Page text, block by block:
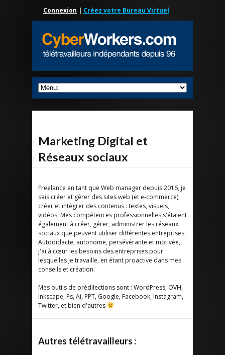
Connexion | Créez votre Bureau Virtuel
Marketing Digital et
Réseaux sociaux
Freelance en tant que Web manager depuis 2016, je
sais créer et gérer des sites web (et e-commerce),
créer et intégrer des contenus : textes, visuels,
vidéos. Mes compétences professionnelles s'étalent
également à créer, gérer, administrer les réseaux
sociaux que peuvent utiliser différentes entreprises.
Autodidacte, autonome, persévérante et motivée,
j'ai à cœur les besoins des entreprises pour
lesquelles je travaille, en étant proactive dans mes
conseils et création.
Mes outils de prédilections sont : WordPress, OVH,
Inkscape, Ps, Ai, PPT, Google, Facebook, Instagram,
Twitter, et bien d'autres
Autres télétravailleurs :